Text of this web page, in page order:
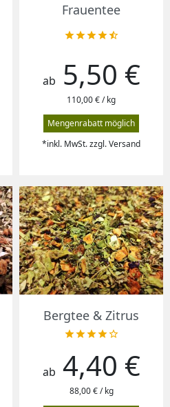
Frauentee

Preis
ab 5,50 €
110,00 € / kg
Mengenrabatt möglich
*inkl. MwSt. zzgl. Versand
Bergtee & Zitrus

Preis
ab 4,40 €
88,00 € / kg